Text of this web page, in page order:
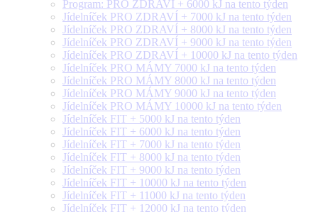
Program: PRO ZDRAVÍ + 6000 kJ na tento týden
Jídelníček PRO ZDRAVÍ + 7000 kJ na tento týden
Jídelníček PRO ZDRAVÍ + 8000 kJ na tento týden
Jídelníček PRO ZDRAVÍ + 9000 kJ na tento týden
Jídelníček PRO ZDRAVÍ + 10000 kJ na tento týden
Jídelníček PRO MÁMY 7000 kJ na tento týden
Jídelníček PRO MÁMY 8000 kJ na tento týden
Jídelníček PRO MÁMY 9000 kJ na tento týden
Jídelníček PRO MÁMY 10000 kJ na tento týden
Jídelníček FIT + 5000 kJ na tento týden
Jídelníček FIT + 6000 kJ na tento týden
Jídelníček FIT + 7000 kJ na tento týden
Jídelníček FIT + 8000 kJ na tento týden
Jídelníček FIT + 9000 kJ na tento týden
Jídelníček FIT + 10000 kJ na tento týden
Jídelníček FIT + 11000 kJ na tento týden
Jídelníček FIT + 12000 kJ na tento týden